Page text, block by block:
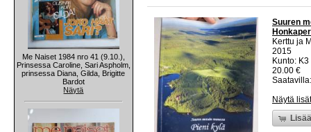
Me Naiset 1984 nro 41 (9.10.),
Prinsessa Caroline, Sari Aspholm,
prinsessa Diana, Gilda, Brigitte
Bardot
Näytä
Suuren
Kerttu ja
2015
Kunto:
20.00 €
Näytä